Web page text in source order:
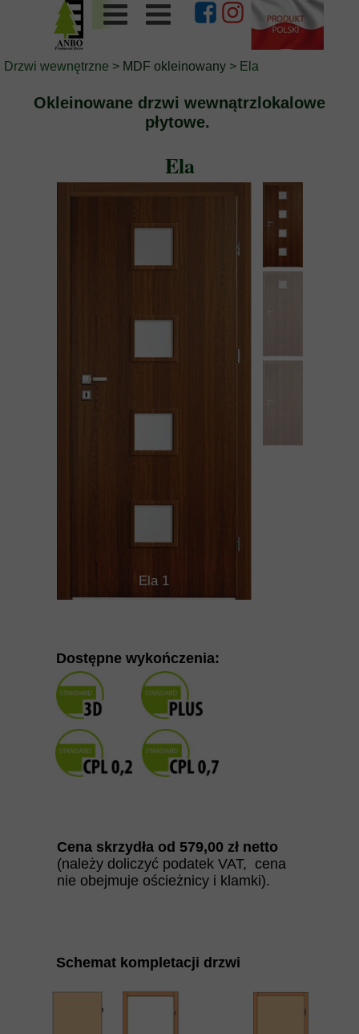
Drzwi wewnętrzne > MDF okleinowany > Ela
Schemat kompletacji drzwi
Dostępne wykończenia:
Cena skrzydła od 579,00 zł netto
(należy doliczyć podatek VAT, cena
nie obejmuje ościeżnicy i klamki).
Okleinowane drzwi wewnątrzlokalowe
płytowe.
Ela
Ela 1